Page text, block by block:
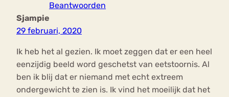
Beantwoorden
Sjampie
29 februari, 2020
Ik heb het al gezien. Ik moet zeggen dat er een heel
eenzijdig beeld word geschetst van eetstoornis. Al
ben ik blij dat er niemand met echt extreem
ondergewicht te zien is. Ik vind het moeilijk dat het